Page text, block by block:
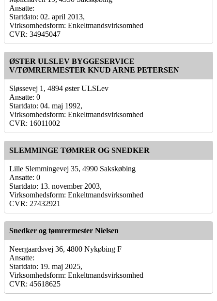
Ansatte:
Startdato: 02. april 2013,
Virksomhedsform: Enkeltmandsvirksomhed
CVR: 34945047
ØSTER ULSLEV BYGGESERVICE
V/TØMRERMESTER KNUD ARNE PETERSEN
Sløssevej 1, 4894 øster ULSLev
Ansatte: 0
Startdato: 04. maj 1992,
Virksomhedsform: Enkeltmandsvirksomhed
CVR: 16011002
SLEMMINGE TØMRER OG SNEDKER
Lille Slemmingevej 35, 4990 Sakskøbing
Ansatte: 0
Startdato: 13. november 2003,
Virksomhedsform: Enkeltmandsvirksomhed
CVR: 27432921
Snedker og tømrermester Nielsen
Neergaardsvej 36, 4800 Nykøbing F
Ansatte:
Startdato: 19. maj 2025,
Virksomhedsform: Enkeltmandsvirksomhed
CVR: 45618625